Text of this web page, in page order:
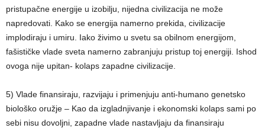
pristupačne energije u izobilju, nijedna civilizacija ne može
napredovati. Kako se energija namerno prekida, civilizacije
implodiraju i umiru. Iako živimo u svetu sa obilnom energijom,
fašističke vlade sveta namerno zabranjuju pristup toj energiji. Ishod
ovoga nije upitan- kolaps zapadne civilizacije.
5) Vlade finansiraju, razvijaju i primenjuju anti-humano genetsko
biološko oružje – Kao da izgladnjivanje i ekonomski kolaps sami po
sebi nisu dovoljni, zapadne vlade nastavljaju da finansiraju